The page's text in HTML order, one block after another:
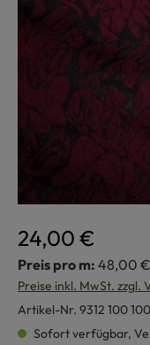
24,00 €
Preis pro m: 48,00
Preise inkl. MwSt. zzgl.
Artikel-Nr. 9312 100 100
Sofort verfügbar,